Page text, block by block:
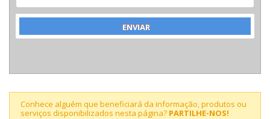
Conhece alguém que beneficiará da informação, produtos ou
serviços disponibilizados nesta página? PARTILHE-NOS!